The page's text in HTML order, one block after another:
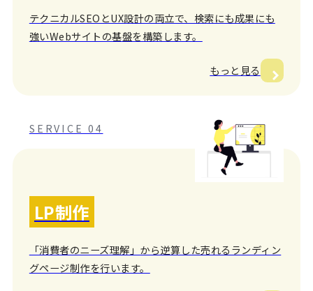
テクニカルSEOとUX設計の両立で、検索にも成果にも
強いWebサイトの基盤を構築します。
もっと見る
SERVICE 04
LP制作
「消費者のニーズ理解」から逆算した売れるランディン
グページ制作を行います。